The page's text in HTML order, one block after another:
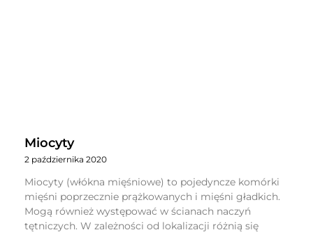
Miocyty
2 października 2020
Miocyty (włókna mięśniowe) to pojedyncze komórki
mięśni poprzecznie prążkowanych i mięśni gładkich.
Mogą również występować w ścianach naczyń
tętniczych. W zależności od lokalizacji różnią się